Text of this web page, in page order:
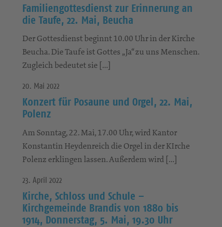
Familiengottesdienst zur Erinnerung an
die Taufe, 22. Mai, Beucha
Der Gottesdienst beginnt 10.00 Uhr in der Kirche
Beucha. Die Taufe ist Gottes „Ja“ zu uns Menschen.
Zugleich bedeutet sie […]
20. Mai 2022
Konzert für Posaune und Orgel, 22. Mai,
Polenz
Am Sonntag, 22. Mai, 17.00 Uhr, wird Kantor
Konstantin Heydenreich die Orgel in der KIrche
Polenz erklingen lassen. Außerdem wird […]
23. April 2022
Kirche, Schloss und Schule –
Kirchgemeinde Brandis von 1880 bis
1914, Donnerstag, 5. Mai, 19.30 Uhr